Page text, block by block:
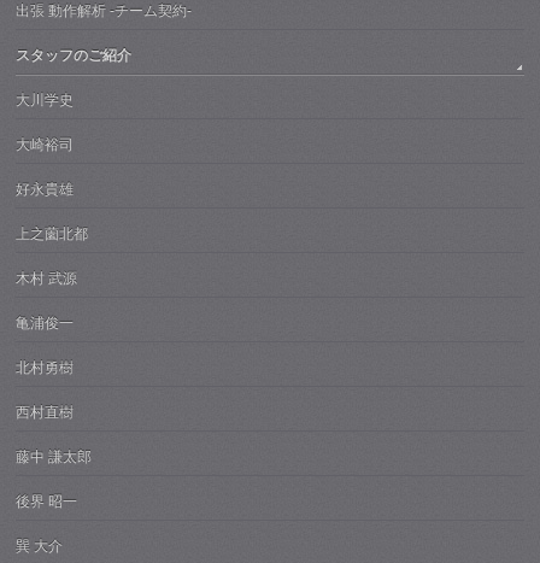
出張 動作解析 -チーム契約-
スタッフのご紹介
大川学史
大崎裕司
好永貴雄
上之薗北都
木村 武源
亀浦俊一
北村勇樹
西村直樹
藤中 謙太郎
後界 昭一
巽 大介